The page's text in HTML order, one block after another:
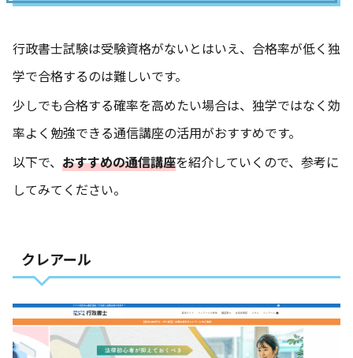
行政書士試験は受験資格がないとはいえ、合格率が低く独
学で合格するのは難しいです。
少しでも合格する確率を高めたい場合は、独学ではなく効
率よく勉強できる通信講座の活用がおすすめです。
以下で、 おすすめの通信講座を紹介していくので、参考に
してみてください。
クレアール